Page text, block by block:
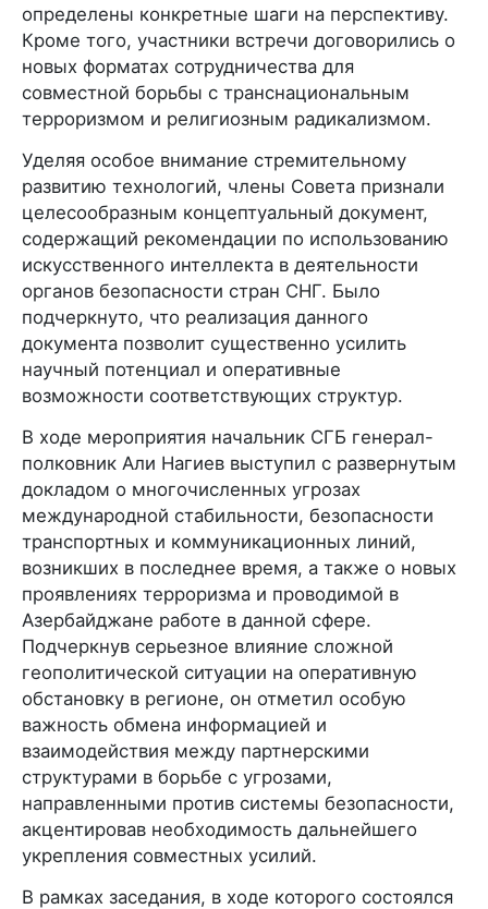
определены конкретные шаги на перспективу.
Кроме того, участники встречи договорились о
новых форматах сотрудничества для
совместной борьбы с транснациональным
терроризмом и религиозным радикализмом.
Уделяя особое внимание стремительному
развитию технологий, члены Совета признали
целесообразным концептуальный документ,
содержащий рекомендации по использованию
искусственного интеллекта в деятельности
органов безопасности стран СНГ. Было
подчеркнуто, что реализация данного
документа позволит существенно усилить
научный потенциал и оперативные
возможности соответствующих структур.
В ходе мероприятия начальник СГБ генерал-
полковник Али Нагиев выступил с развернутым
докладом о многочисленных угрозах
международной стабильности, безопасности
транспортных и коммуникационных линий,
возникших в последнее время, а также о новых
проявлениях терроризма и проводимой в
Азербайджане работе в данной сфере.
Подчеркнув серьезное влияние сложной
геополитической ситуации на оперативную
обстановку в регионе, он отметил особую
важность обмена информацией и
взаимодействия между партнерскими
структурами в борьбе с угрозами,
направленными против системы безопасности,
акцентировав необходимость дальнейшего
укрепления совместных усилий.
В рамках заседания, в ходе которого состоялся